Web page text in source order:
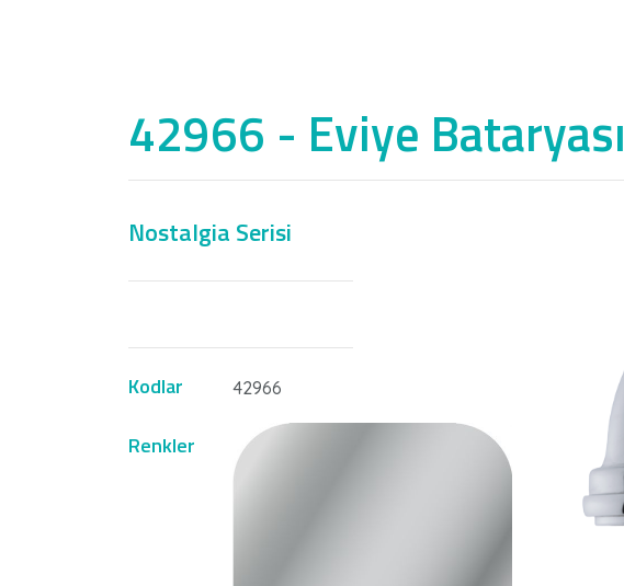
42966 - Eviye
Nostalgia Serisi
Kodlar 42966
Renkler